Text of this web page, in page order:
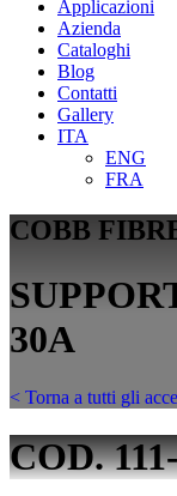
Applicazioni
Azienda
Cataloghi
Blog
Contatti
Gallery
ITA
ENG
FRA
COBB
30A
< Torna a tutti gli
COD.